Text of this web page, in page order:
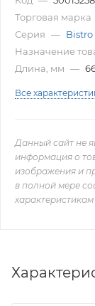
Торговая марка
Серия — Bistro
Назначение
Длина, мм —
Все
Данный сайт не
информация о
изображения и
в полной мере
характеристикам